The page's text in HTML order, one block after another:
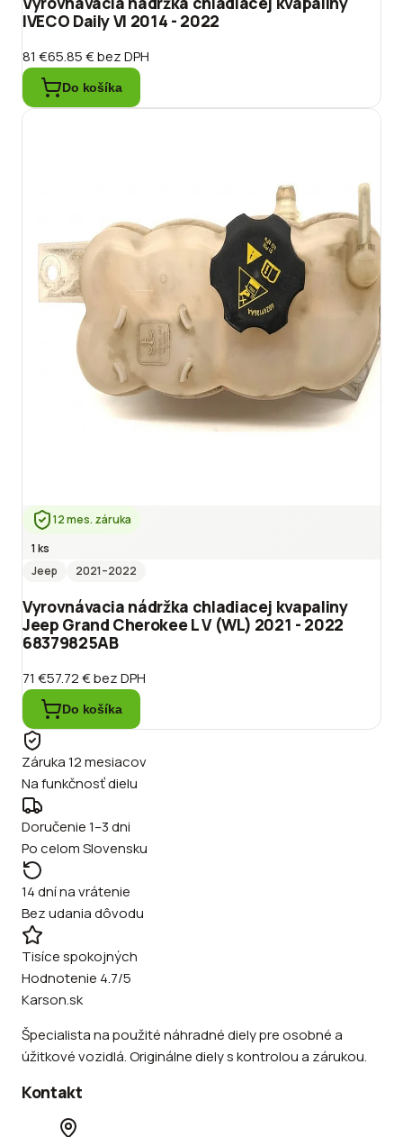
IVECO Daily VI 2014 - 2022
81 €65.85 €bez DPH
Do košíka
12 mes. záruka
1 ks
Jeep
2021–2022
Vyrovnávacia nádržka chladiacej kvapaliny
Jeep Grand Cherokee L V (WL) 2021 - 2022
68379825AB
71 €57.72 €bez DPH
Do košíka
Záruka 12 mesiacov
Na funkčnosť dielu
Doručenie 1–3 dni
Po celom Slovensku
14 dní na vrátenie
Bez udania dôvodu
Tisíce spokojných
Hodnotenie 4.7/5
Karson.sk
Špecialista na použité náhradné diely pre osobné a
úžitkové vozidlá. Originálne diely s kontrolou a zárukou.
Kontakt